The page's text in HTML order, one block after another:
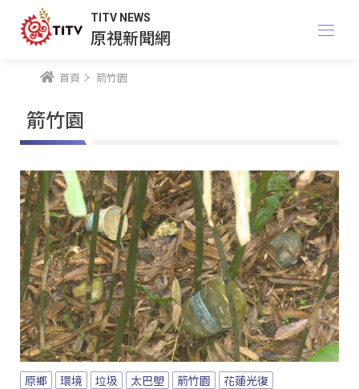
TITV NEWS
原視新聞網
首頁 箭竹園
箭竹園
原鄉 環境 垃圾 太巴塱 箭竹園 花蓮光復